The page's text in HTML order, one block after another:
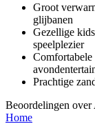
Groot
glijbanen
Gezellige
speelplezier
Comfortabele
Prachtige
Beoordelingen over
Home